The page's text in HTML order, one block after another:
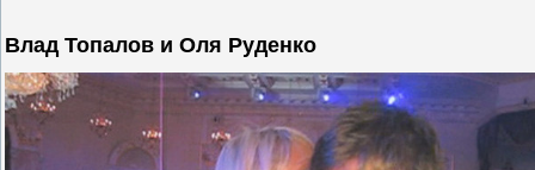
Влад Топалов и Оля Руденко